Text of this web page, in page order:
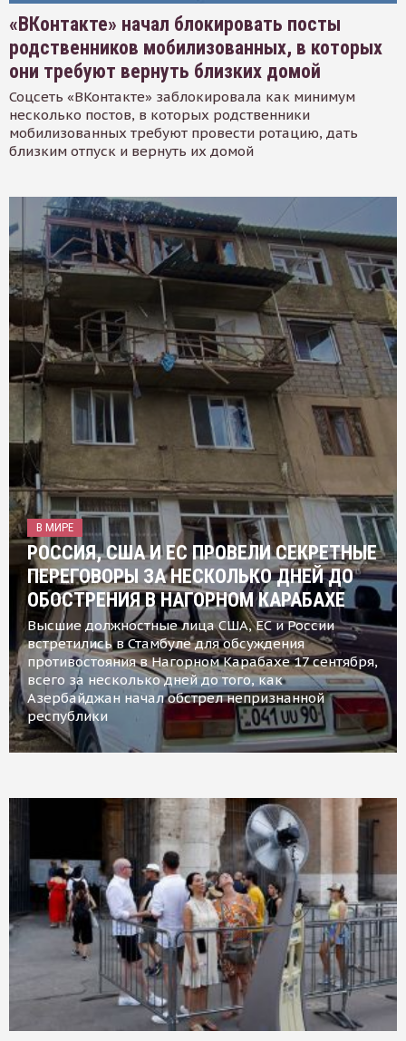
«ВКонтакте» начал блокировать посты
родственников мобилизованных, в которых
они требуют вернуть близких домой
Соцсеть «ВКонтакте» заблокировала как минимум
несколько постов, в которых родственники
мобилизованных требуют провести ротацию, дать
близким отпуск и вернуть их домой
В МИРЕ
РОССИЯ, США И ЕС ПРОВЕЛИ СЕКРЕТНЫЕ
ПЕРЕГОВОРЫ ЗА НЕСКОЛЬКО ДНЕЙ ДО
ОБОСТРЕНИЯ В НАГОРНОМ КАРАБАХЕ
Высшие должностные лица США, ЕС и России
встретились в Стамбуле для обсуждения
противостояния в Нагорном Карабахе 17 сентября,
всего за несколько дней до того, как
Азербайджан начал обстрел непризнанной
республики